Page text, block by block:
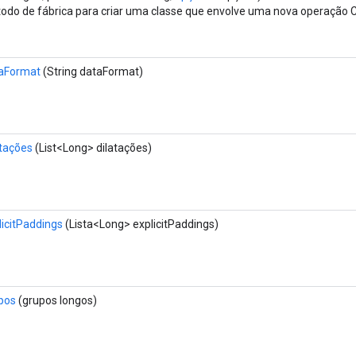
de fábrica para criar uma classe que envolve uma nova operação
(String dataFormat)
(List<Long> dilatações)
(Lista<Long> explicitPaddings)
(grupos longos)